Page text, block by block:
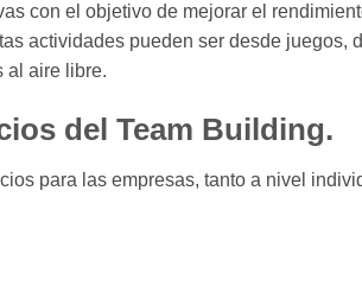
con el objetivo de mejorar el
actividades pueden ser desde juegos,
al aire libre.
del Team Building.
para las empresas, tanto a nivel